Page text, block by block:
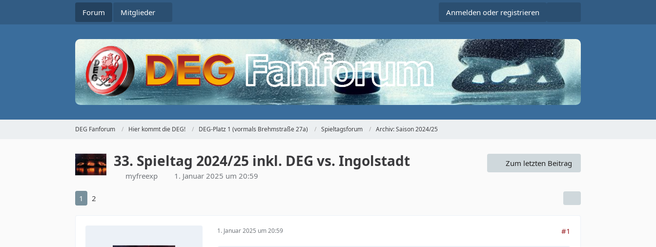
Forum Mitglieder Anmelden oder registrieren
DEG Fanforum Hier kommt die DEG! DEG-Platz 1 (vormals Brehmstraße 27a) Spieltagsforum Archiv: Saison 2024/25
33. Spieltag 2024/25 inkl. DEG vs. Ingolstadt
myfreexp 1. Januar 2025 um 20:59
Zum letzten Beitrag
1 2
1. Januar 2025 um 20:59 #1